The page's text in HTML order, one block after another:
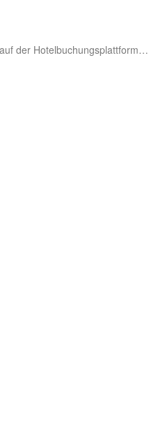
der Hotelbuchungsplattform…